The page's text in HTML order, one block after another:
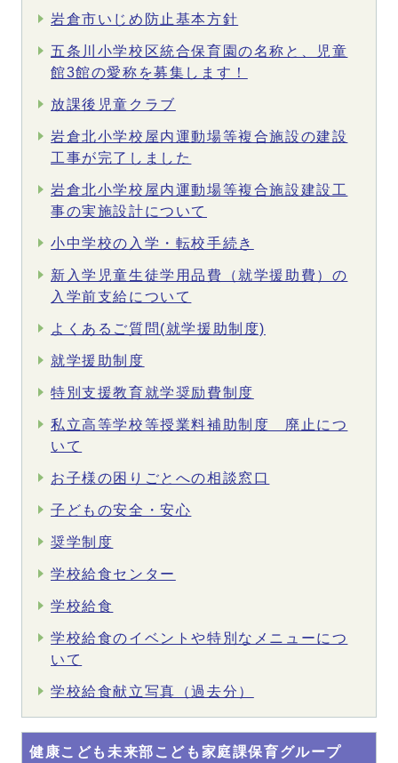
岩倉市いじめ防止基本方針
五条川小学校区統合保育園の名称と、児童
館3館の愛称を募集します！
放課後児童クラブ
岩倉北小学校屋内運動場等複合施設の建設
工事が完了しました
岩倉北小学校屋内運動場等複合施設建設工
事の実施設計について
小中学校の入学・転校手続き
新入学児童生徒学用品費（就学援助費）の
入学前支給について
よくあるご質問(就学援助制度)
就学援助制度
特別支援教育就学奨励費制度
私立高等学校等授業料補助制度 廃止につ
いて
お子様の困りごとへの相談窓口
子どもの安全・安心
奨学制度
学校給食センター
学校給食
学校給食のイベントや特別なメニューにつ
いて
学校給食献立写真（過去分）
健康こども未来部こども家庭課保育グループ